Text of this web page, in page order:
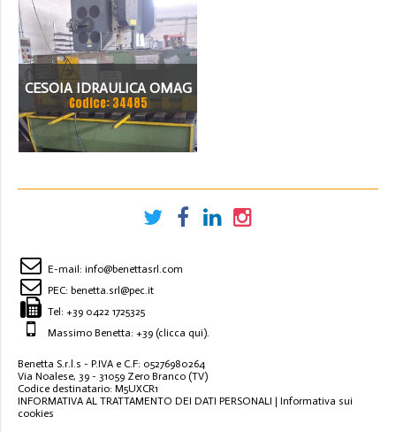
CESOIA IDRAULICA OMAG
2000 X 6 MM
Codice: 34485
E-mail: info@benettasrl.com
PEC: benetta.srl@pec.it
Tel: +39 0422 1725325
Massimo Benetta: +39 (clicca qui).
Benetta S.r.l.s - P.IVA e C.F: 05276980264
Via Noalese, 39 - 31059 Zero Branco (TV)
Codice destinatario: M5UXCR1
INFORMATIVA AL TRATTAMENTO DEI DATI PERSONALI | Informativa sui
cookies